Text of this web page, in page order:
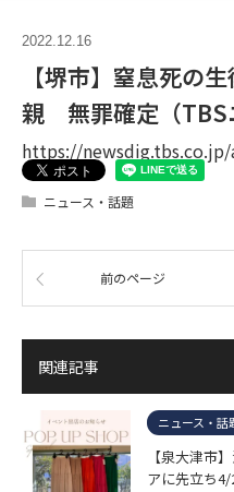
2022.12.16
【堺市】窒息死の
親 無罪確定（TBS
https://
ニュース・話題
前のページ
関連記事
ニュース・話
【泉大津市
アに先立ち